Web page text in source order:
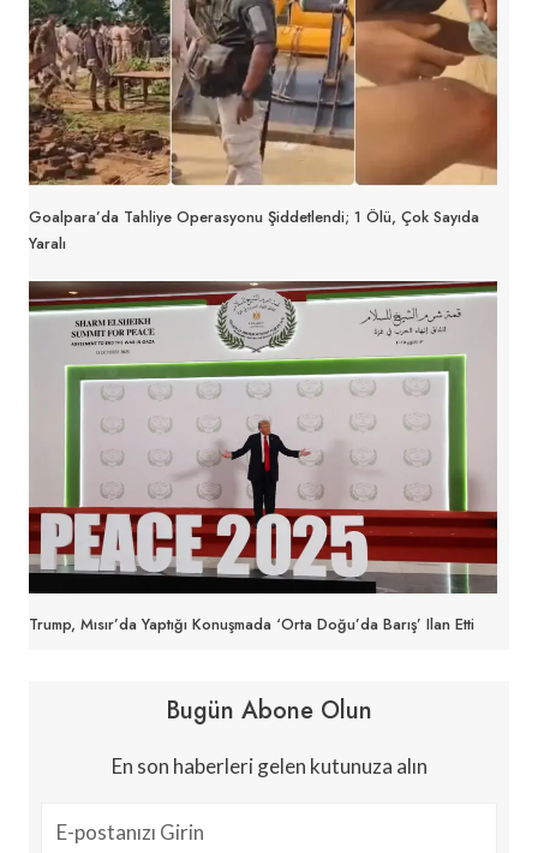
Goalpara’da Tahliye Operasyonu Şiddetlendi; 1 Ölü, Çok Sayıda
Yaralı
Trump, Mısır’da Yaptığı Konuşmada ‘Orta Doğu’da Barış’ Ilan Etti
Bugün Abone Olun
En son haberleri gelen kutunuza alın